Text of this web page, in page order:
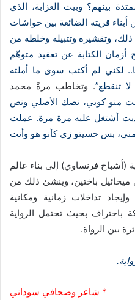
بينهم؟ وبيت العزابة، الذي
قريته الضائعة بين حواشات
وتقشيره وتتبيله وخلطه من
الكتابة عن تعقيد متوهّم
لكني لم أكتب سوى ما أملته
لا تنقطع”. وتخاطب مرةً محمد
منو كوبي، نصك الأصلي ونص
أشتغل عليه مرة مرة. عملت
بس حسيتو زي كأنو هو وأنت
فرنساوي) إلى بناء عالم
باختين، وينشئ ذلك من
تداخلات زمانية ومكانية
باحتراف بحيث تحتمل الرواية
بين الرواة.
* شاعر وصحافي سوداني